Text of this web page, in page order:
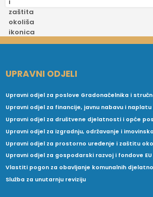
UPRAVNI ODJELI
Upravni odjel za poslove Gradonačelnika i
Upravni odjel za financije, javnu nabavu i
Upravni odjel za društvene djelatnosti i opće
Upravni odjel za izgradnju, održavanje i
Upravni odjel za prostorno uređenje i zaštitu
Upravni odjel za gospodarski razvoj i fondove EU
Vlastiti pogon za obavljanje komunalnih
Služba za unutarnju reviziju